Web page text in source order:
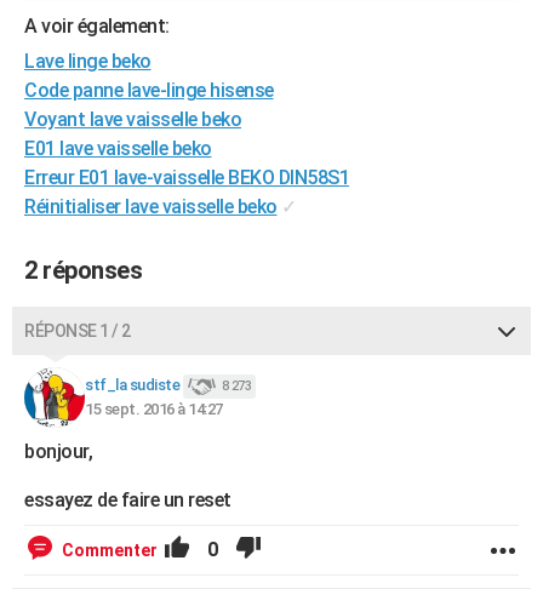
Art de vivre
Bien-être
Loisirs
Mode
Modes de vie
Alimentation
Guide de la santé
Maladies
Médicaments
Sommeil
VOYAGE
Destinations
City break
Voyage nature
Voyage de noces
Forum
Climat
PHOTO
GUIDES D'ACHAT
CARTE DE VOEUX
Carte de Noël
Carte Bonne année
Carte Saint-Valentin
Carte Pâques
Carte d'anniversaire
DICTIONNAIRE
Dictionnaire
Biographies
Citations
Expressions
Proverbes
PROGRAMME TV
FORUM
A voir également:
Lave linge beko
Code panne lave-linge hisense
Voyant lave vaisselle beko
E01 lave vaisselle beko
Erreur E01 lave-vaisselle BEKO DIN58S1
Réinitialiser lave vaisselle beko ✓
2 réponses
RÉPONSE 1 / 2
stf_la sudiste 8 273
15 sept. 2016 à 14:27
bonjour,
essayez de faire un reset
Commenter 0